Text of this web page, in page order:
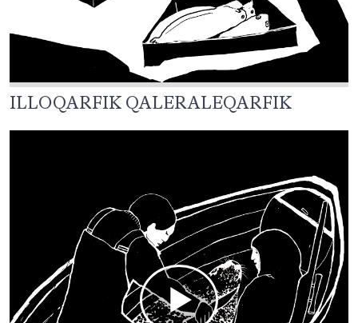
ILLOQARFIK QALERALEQARFIK